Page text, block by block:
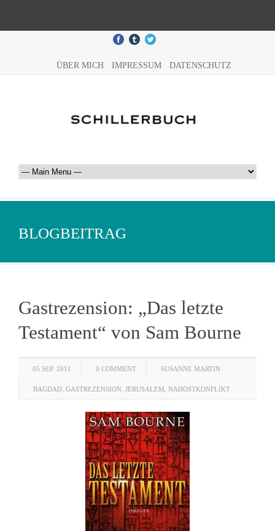
ÜBER MICH IMPRESSUM DATENSCHUTZ
BLOGBEITRAG
Gastrezension: „Das letzte
Testament“ von Sam Bourne
05 SEP. 2011 0 COMMENT SUSANNE MARTIN
BAGDAD GASTREZENSION JERUSALEM NAHOSTKONFLIKT